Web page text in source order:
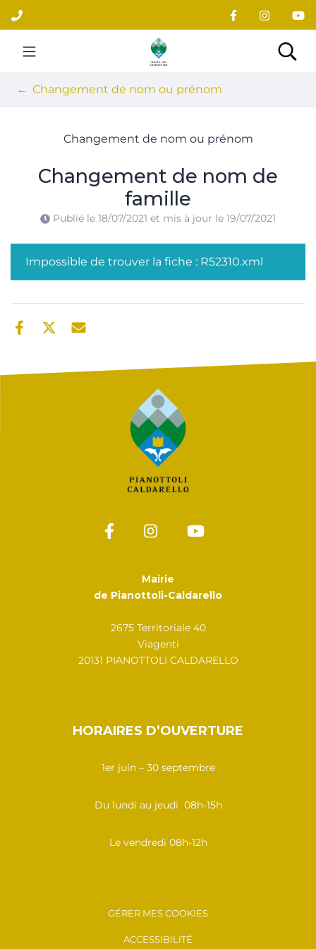
Aller
au
contenu
Site officiel du village
Changement de nom ou prénom
Changement de nom ou prénom
Changement de nom de
famille
Publié le 18/07/2021 et mis à jour le 19/07/2021
Impossible de trouver la fiche : R52310.xml
Mairie
de Pianottoli-Caldarello
2675 Territoriale 40
Viagenti
20131 PIANOTTOLI CALDARELLO
HORAIRES D’OUVERTURE
1er juin – 30 septembre
Du lundi au jeudi 08h-15h
Le vendredi 08h-12h
GÉRER MES COOKIES
ACCESSIBILITÉ